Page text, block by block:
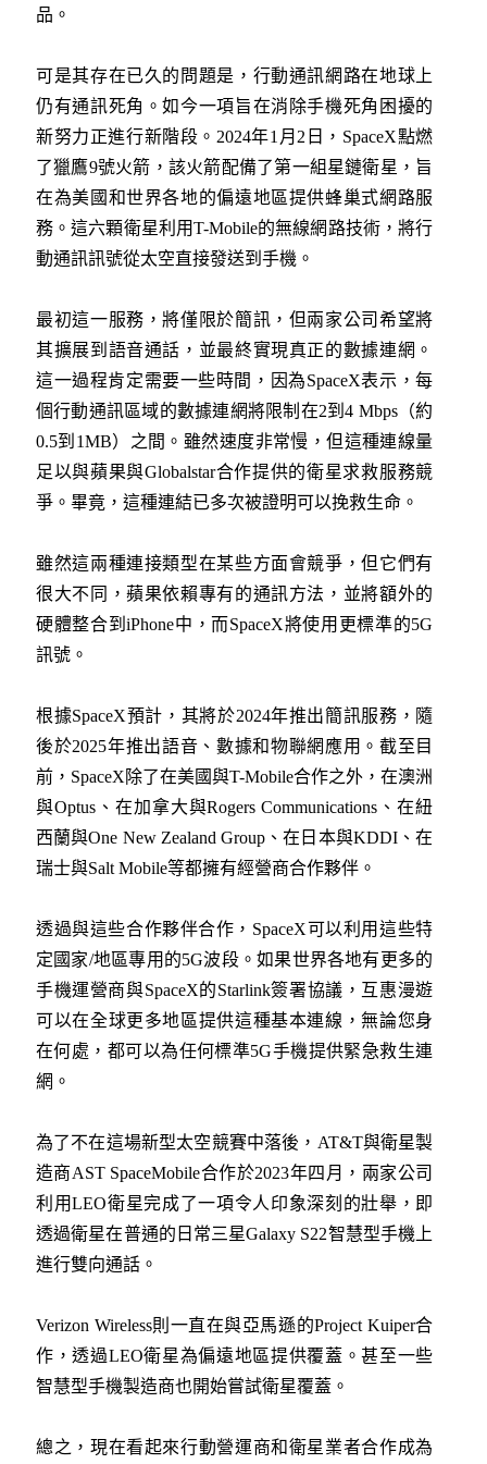
品。
可是其存在已久的問題是，行動通訊網路在地球上
仍有通訊死角。如今一項旨在消除手機死角困擾的
新努力正進行新階段。2024年1月2日，SpaceX點燃
了獵鷹9號火箭，該火箭配備了第一組星鏈衛星，旨
在為美國和世界各地的偏遠地區提供蜂巢式網路服
務。這六顆衛星利用T-Mobile的無線網路技術，將行
動通訊訊號從太空直接發送到手機。
最初這一服務，將僅限於簡訊，但兩家公司希望將
其擴展到語音通話，並最終實現真正的數據連網。
這一過程肯定需要一些時間，因為SpaceX表示，每
個行動通訊區域的數據連網將限制在2到4 Mbps（約
0.5到1MB）之間。雖然速度非常慢，但這種連線量
足以與蘋果與Globalstar合作提供的衛星求救服務競
爭。畢竟，這種連結已多次被證明可以挽救生命。
雖然這兩種連接類型在某些方面會競爭，但它們有
很大不同，蘋果依賴專有的通訊方法，並將額外的
硬體整合到iPhone中，而SpaceX將使用更標準的5G
訊號。
根據SpaceX預計，其將於2024年推出簡訊服務，隨
後於2025年推出語音、數據和物聯網應用。截至目
前，SpaceX除了在美國與T-Mobile合作之外，在澳洲
與Optus、在加拿大與Rogers Communications、在紐
西蘭與One New Zealand Group、在日本與KDDI、在
瑞士與Salt Mobile等都擁有經營商合作夥伴。
透過與這些合作夥伴合作，SpaceX可以利用這些特
定國家/地區專用的5G波段。如果世界各地有更多的
手機運營商與SpaceX的Starlink簽署協議，互惠漫遊
可以在全球更多地區提供這種基本連線，無論您身
在何處，都可以為任何標準5G手機提供緊急救生連
網。
為了不在這場新型太空競賽中落後，AT&T與衛星製
造商AST SpaceMobile合作於2023年四月，兩家公司
利用LEO衛星完成了一項令人印象深刻的壯舉，即
透過衛星在普通的日常三星Galaxy S22智慧型手機上
進行雙向通話。
Verizon Wireless則一直在與亞馬遜的Project Kuiper合
作，透過LEO衛星為偏遠地區提供覆蓋。甚至一些
智慧型手機製造商也開始嘗試衛星覆蓋。
總之，現在看起來行動營運商和衛星業者合作成為